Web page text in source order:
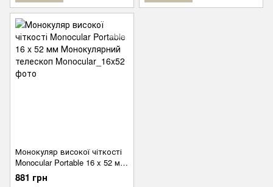
Монокуляр високої чіткості
Monocular Portable 16 x 52 мм
Монокулярний телескоп
881 грн